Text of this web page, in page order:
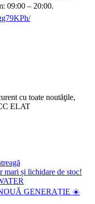
09:00 – 20:00.
cu toate noutăţile,
ELAT
mari și lichidare de stoc!
GENERAȚIE ☀️